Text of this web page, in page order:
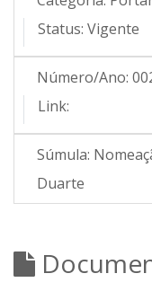
Status: Vigente
Número/Ano:
Link:
Súmula:
Duarte